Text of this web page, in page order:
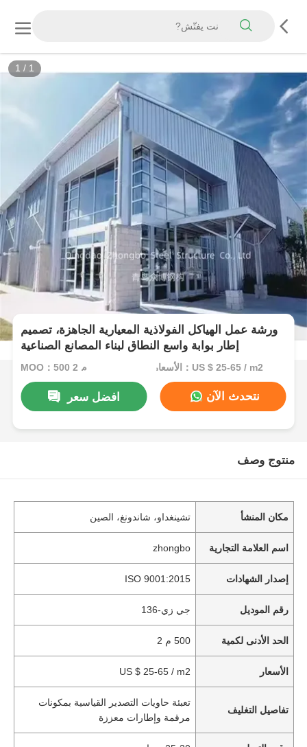
1 / 1
ورشة عمل الهياكل الفولاذية المعيارية الجاهزة، تصميم
إطار بوابة واسع النطاق لبناء المصانع الصناعية
MOQ：500 م 2 الأسعار：US $ 25-65 / m2
افضل سعر نتحدث الآن
منتوج وصف
مكان المنشأ تشينغداو، شاندونغ، الصين
اسم العلامة التجارية zhongbo
إصدار الشهادات ISO 9001:2015
رقم الموديل جي زي-136
الحد الأدنى لكمية 500 م 2
الأسعار US $ 25-65 / m2
تفاصيل التغليف
تعبئة حاويات التصدير القياسية بمكونات
مرقمة وإطارات معززة